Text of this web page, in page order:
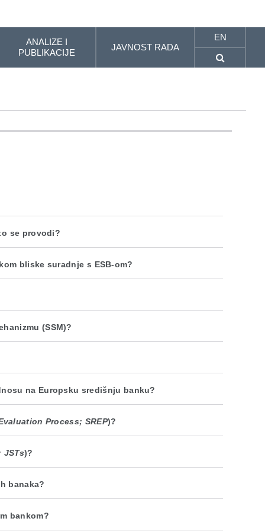
ANALIZE I
PUBLIKACIJE
JAVNOST RADA
EN
se provodi?
bliske suradnje s ESB-om?
(SSM)?
na Europsku središnju banku?
Process; SREP)?
JSTs)?
banaka?
bankom?